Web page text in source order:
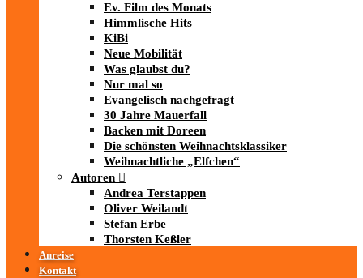
Ev. Film des Monats
Himmlische Hits
KiBi
Neue Mobilität
Was glaubst du?
Nur mal so
Evangelisch nachgefragt
30 Jahre Mauerfall
Backen mit Doreen
Die schönsten Weihnachtsklassiker
Weihnachtliche „Elfchen“
Autoren
Andrea Terstappen
Oliver Weilandt
Stefan Erbe
Thorsten Keßler
Anreise
Kontakt